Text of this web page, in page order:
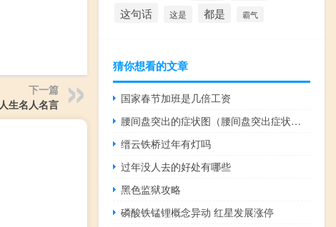
下一篇
人生名人名言
这句话 这是 都是 霸气
猜你想看的文章
国家春节加班是几倍工资
腰间盘突出的症状图（腰间盘突出症状表现图）
缙云铁桥过年有灯吗
过年没人去的好处有哪些
黑色监狱攻略
磷酸铁锰锂概念异动 红星发展涨停